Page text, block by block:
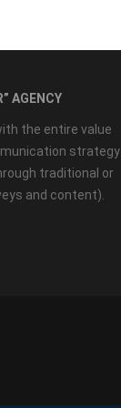
AGENCY
the entire value
strategy
traditional or
and content).